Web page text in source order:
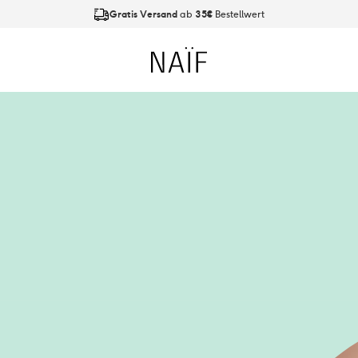
Gratis Versand ab 35€ Bestellwert
Naïf